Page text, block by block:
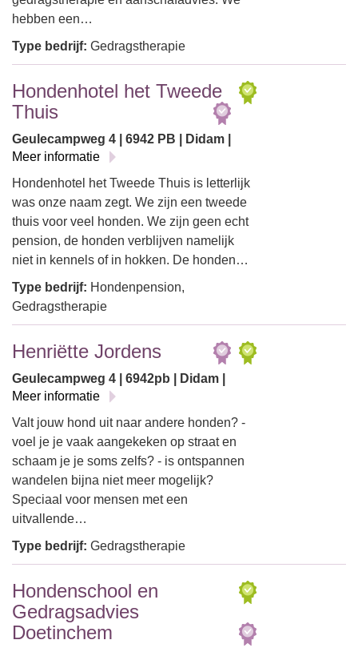
hebben een…
Type bedrijf: Gedragstherapie
Hondenhotel het Tweede
Thuis
Geulecampweg 4 | 6942 PB | Didam |
Meer informatie
Hondenhotel het Tweede Thuis is letterlijk
was onze naam zegt. We zijn een tweede
thuis voor veel honden. We zijn geen echt
pension, de honden verblijven namelijk
niet in kennels of in hokken. De honden…
Type bedrijf: Hondenpension,
Gedragstherapie
Henriëtte Jordens
Geulecampweg 4 | 6942pb | Didam |
Meer informatie
Valt jouw hond uit naar andere honden? -
voel je je vaak aangekeken op straat en
schaam je je soms zelfs? - is ontspannen
wandelen bijna niet meer mogelijk?
Speciaal voor mensen met een
uitvallende…
Type bedrijf: Gedragstherapie
Hondenschool en
Gedragsadvies
Doetinchem